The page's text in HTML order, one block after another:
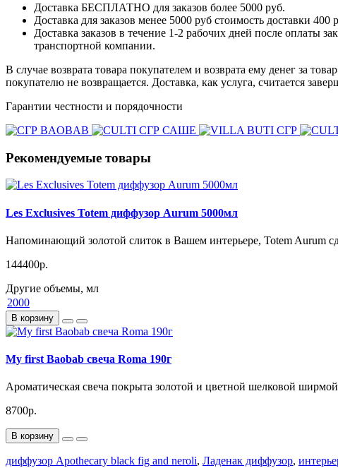
Доставка БЕСПЛАТНО для заказов более 5000 руб.
Доставка для заказов менее 5000 руб стоимость доставки 400
Доставка заказов в течение 1-2 рабочих дней после
транспортной компании.
В случае возврата товара покупателем и возврата ему денег за
покупателю не возвращается. Доставка, как услуга, считается
Гарантии честности и порядочности
Рекомендуемые товары
Les Exclusives Totem диффузор Aurum 5000мл
Напоминающий золотой слиток в Вашем интерьере, Totem Aurum
144400р.
Другие объемы, мл
2000
В корзину
My first Baobab свеча Roma 190г
Ароматическая свеча покрыта золотой и цветной шелковой
8700р.
В корзину
диффузор Apothecary black fig and neroli, Ладенак диффузор,